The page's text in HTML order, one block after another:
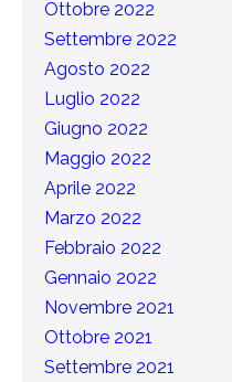
Ottobre 2022
Settembre 2022
Agosto 2022
Luglio 2022
Giugno 2022
Maggio 2022
Aprile 2022
Marzo 2022
Febbraio 2022
Gennaio 2022
Novembre 2021
Ottobre 2021
Settembre 2021